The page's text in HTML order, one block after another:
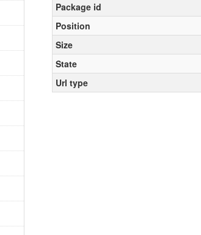
Package id
Position
Size
State
Url type